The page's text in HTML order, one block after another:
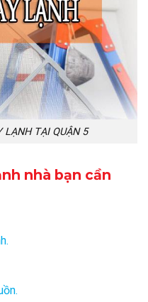
LẠNH TẠI QUẬN 5
nhà bạn cần